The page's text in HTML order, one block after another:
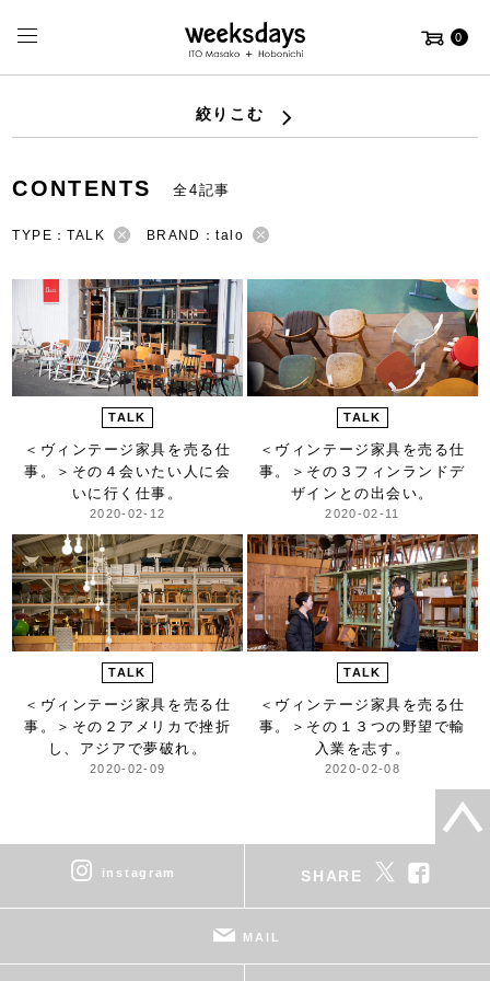
0
絞りこむ
CONTENTS 全4記事
TYPE：TALK BRAND：talo
TALK
＜ヴィンテージ家具を売る仕
事。＞ その４会いたい人に会
いに行く仕事。
2020-02-12
TALK
＜ヴィンテージ家具を売る仕
事。＞ その３フィンランドデ
ザインとの出会い。
2020-02-11
TALK
＜ヴィンテージ家具を売る仕
事。＞ その２アメリカで挫折
し、アジアで夢破れ。
2020-02-09
TALK
＜ヴィンテージ家具を売る仕
事。＞ その１３つの野望で輸
入業を志す。
2020-02-08
instagram SHARE
MAIL